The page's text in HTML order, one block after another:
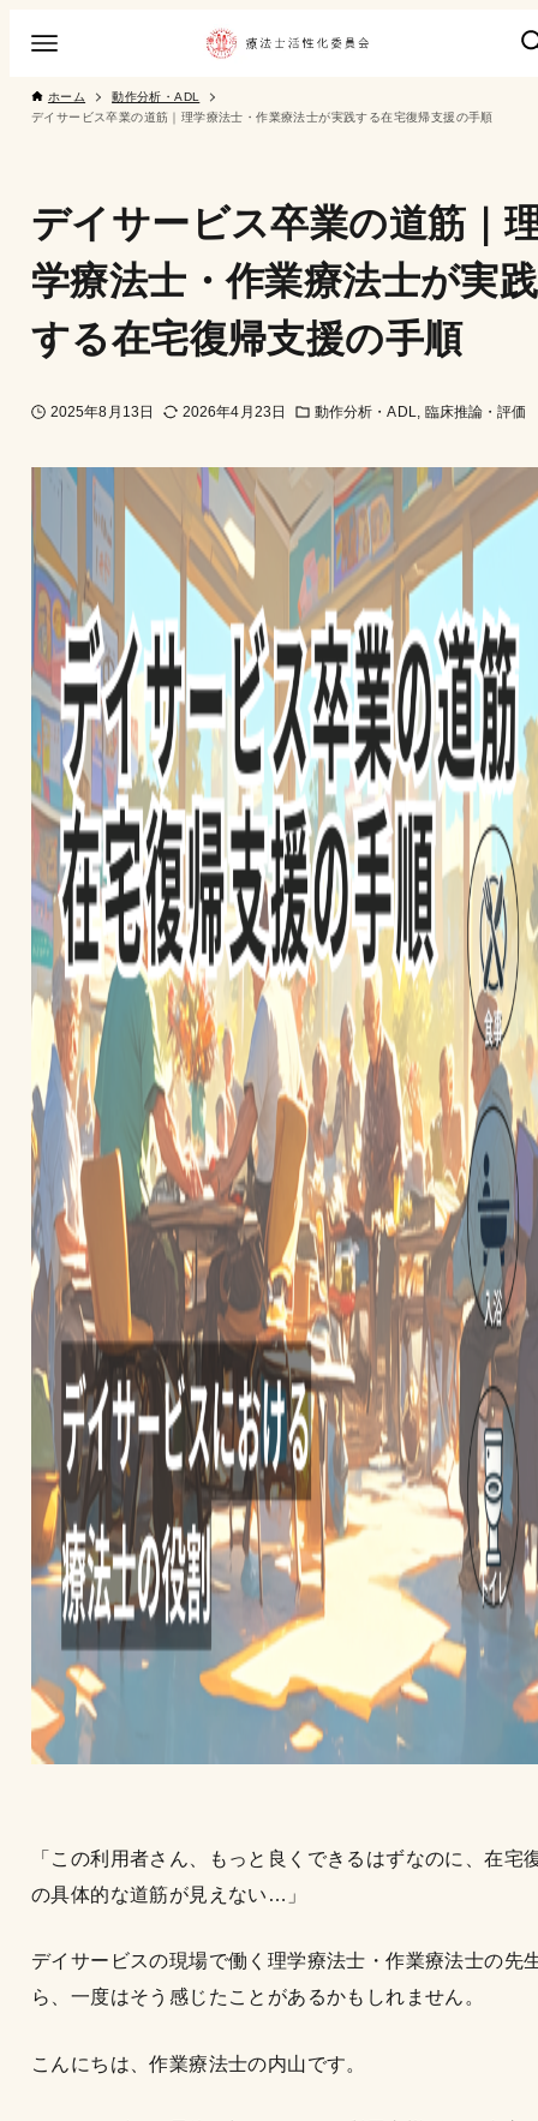
ホーム
動作分析・ADL
デイサービス卒業の道筋｜理学療法士・作業療法士が実践する在宅復帰支援の手順
デイサービス卒業の道筋｜
学療法士・作業療法士が実践
する在宅復帰支援の手順
2025年8月13日 2026年4月23日 動作分析・ADL 臨床推論・評価
「この利用者さん、もっと良くできるはずなのに、在宅
の具体的な道筋が見えない…」
デイサービスの現場で働く理学療法士・作業療法士の先
ら、一度はそう感じたことがあるかもしれません。
こんにちは、作業療法士の内山です。